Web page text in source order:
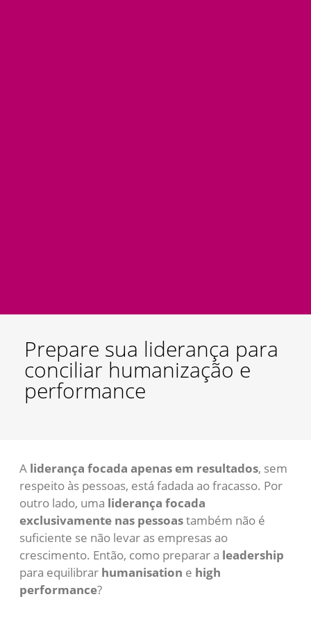
Prepare sua liderança para
conciliar humanização e
performance
A liderança focada apenas em resultados, sem
respeito às pessoas, está fadada ao fracasso. Por
outro lado, uma liderança focada
exclusivamente nas pessoastambém não é
suficiente se não levar as empresas ao
crescimento. Então, como preparar a leadership
para equilibrar humanisation e high
performance?